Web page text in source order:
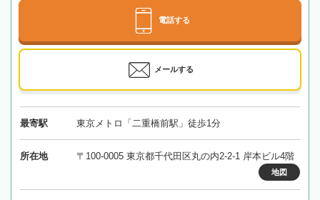
電話する
メールする
最寄駅 東京メトロ「二重橋前駅」徒歩1分
所在地 〒100-0005 東京都千代田区丸の内2-2-1 岸本ビル4階
地図